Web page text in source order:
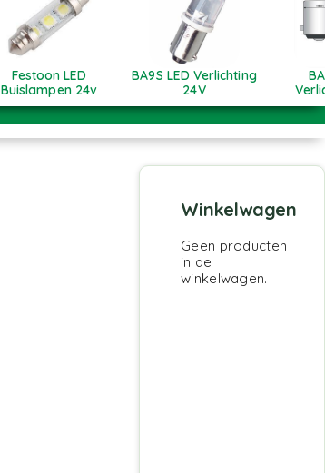
Festoon LED
Buislampen 24v
BA9S LED Verlichting
24V
Winkelwagen
Geen producten
in de
winkelwagen.